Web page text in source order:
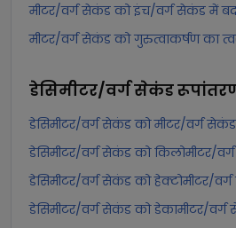
मीटर/वर्ग सेकंड को इंच/वर्ग सेकंड में
मीटर/वर्ग सेकंड को गुरुत्वाकर्षण का
डेसिमीटर/वर्ग सेकंड
डेसिमीटर/वर्ग सेकंड को मीटर/वर्ग
डेसिमीटर/वर्ग सेकंड को किलोमीटर/
डेसिमीटर/वर्ग सेकंड को हेक्टोमीटर/
डेसिमीटर/वर्ग सेकंड को डेकामीटर/